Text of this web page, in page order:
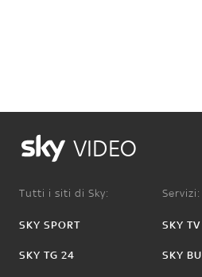
VIDEO
Tutti i siti di Sky:
SKY SPORT
SKY TG 24
Servizi:
SKY TV
SKY